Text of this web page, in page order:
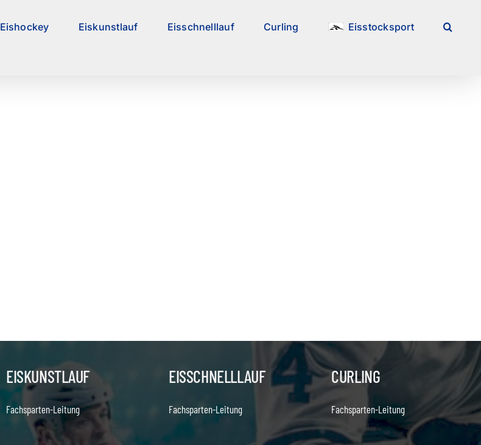
Eishockey Eiskunstlauf Eisschnelllauf Curling Eisstocksport
EISKUNSTLAUF
Fachsparten-Leitung
EISSCHNELLLAUF
Fachsparten-Leitung
CURLING
Fachsparten-Leitung